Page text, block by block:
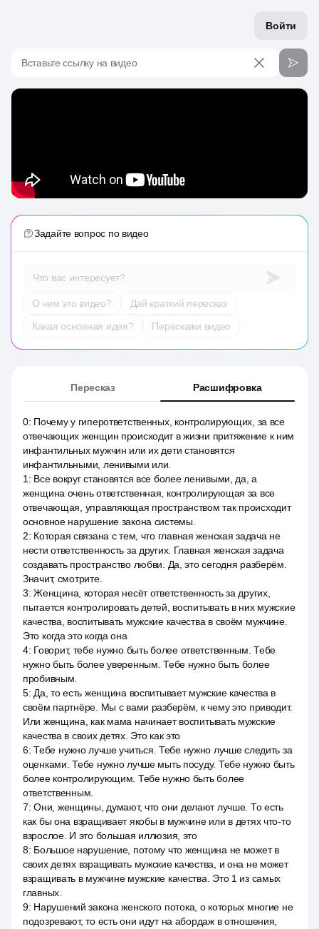
Войти
Вставьте ссылку на видео
Задайте вопрос по видео
Что вас интересует?
О чем это видео?
Дай краткий пересказ
Какая основная идея?
Перескажи видео
Пересказ Расшифровка
0: Почему у гиперответственных, контролирующих, за все
отвечающих женщин происходит в жизни притяжение к ним
инфантильных мужчин или их дети становятся
инфантильными, ленивыми или.
1 : Все вокруг становятся все более ленивыми, да, а
женщина очень ответственная, контролирующая за все
отвечающая, управляющая пространством так происходит
основное нарушение закона системы.
2: Которая связана с тем, что главная женская задача не
нести ответственность за других. Главная женская задача
создавать пространство любви. Да, это сегодня разберём.
Значит, смотрите.
3:Женщина, которая несёт ответственность за других,
пытается контролировать детей, воспитывать в них мужские
качества, воспитывать мужские качества в своём мужчине.
Это когда это когда она
4: Говорит, тебе нужно быть более ответственным. Тебе
нужно быть более уверенным. Тебе нужно быть более
пробивным.
5: Да, то есть женщина воспитывает мужские качества в
своём партнёре. Мы с вами разберём, к чему это приводит.
Или женщина, как мама начинает воспитывать мужские
качества в своих детях. Это как это
6:Тебе нужно лучше учиться. Тебе нужно лучше следить за
оценками. Тебе нужно лучше мыть посуду. Тебе нужно быть
более контролирующим. Тебе нужно быть более
ответственным.
7:Они, женщины, думают, что они делают лучше. То есть
как бы она взращивает якобы в мужчине или в детях что-то
взрослое. И это большая иллюзия, это
8: Большое нарушение, потому что женщина не может в
своих детях взращивать мужские качества, и она не может
взращивать в мужчине мужские качества. Это 1 из самых
главных.
9: Нарушений закона женского потока, о которых многие не
подозревают, то есть они идут на абордаж в отношения,